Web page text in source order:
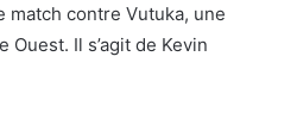
contre Vutuka, une
Il s’agit de Kevin